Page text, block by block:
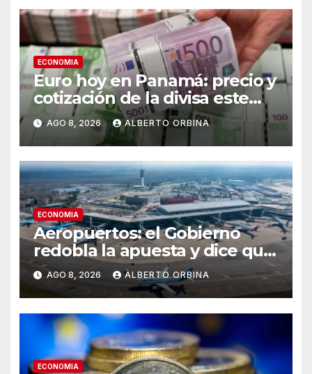
ECONOMIA
Euro hoy en Panamá: precio y
cotización de la divisa este
sábado 8 de agosto de 2026
AGO 8, 2026 ALBERTO ORBINA
ECONOMIA
Aeropuertos: el Gobierno
redobla la apuesta y dice que
la falta de inversiones puede
poner en riesgo la concesión
AGO 8, 2026 ALBERTO ORBINA
ECONOMIA